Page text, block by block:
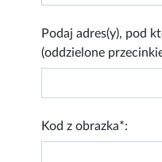
Podaj adres(y), pod
(oddzielone
Kod z obrazka*: